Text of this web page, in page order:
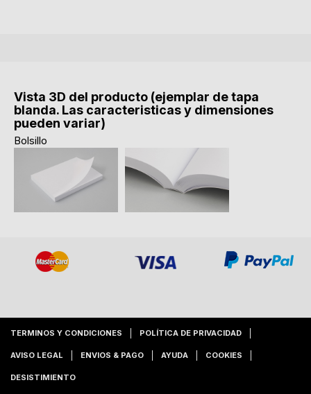
Vista 3D del producto (ejemplar de tapa
blanda. Las caracteristicas y dimensiones
pueden variar)
Bolsillo
TERMINOS Y CONDICIONES POLÍTICA DE PRIVACIDAD
AVISO LEGAL ENVIOS & PAGO AYUDA COOKIES
DESISTIMIENTO